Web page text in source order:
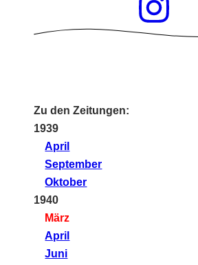
Zu den Zeitungen:
1939
April
September
Oktober
1940
März
April
Juni